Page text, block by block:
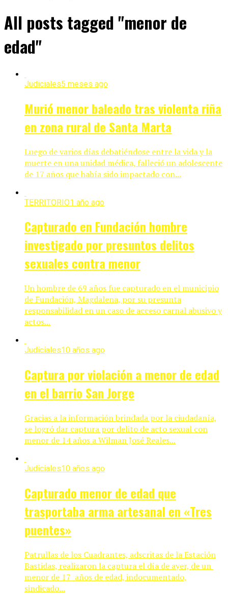
All posts tagged "menor de
edad"
Judiciales5 meses ago
Murió menor baleado tras violenta riña
en zona rural de Santa Marta
Luego de varios días debatiéndose entre la vida y la
muerte en una unidad médica, falleció un adolescente
de 17 años que había sido impactado con...
TERRITORIO1 año ago
Capturado en Fundación hombre
investigado por presuntos delitos
sexuales contra menor
Un hombre de 69 años fue capturado en el municipio
de Fundación, Magdalena, por su presunta
responsabilidad en un caso de acceso carnal abusivo y
actos...
Judiciales10 años ago
Captura por violación a menor de edad
en el barrio San Jorge
Gracias a la información brindada por la ciudadanía,
se logró dar captura por delito de acto sexual con
menor de 14 años a Wilman José Reales...
Judiciales10 años ago
Capturado menor de edad que
trasportaba arma artesanal en «Tres
puentes»
Patrullas de los Cuadrantes, adscritas de la Estación
Bastidas, realizaron la captura el día de ayer, de un
menor de 17 años de edad, indocumentado,
sindicado...